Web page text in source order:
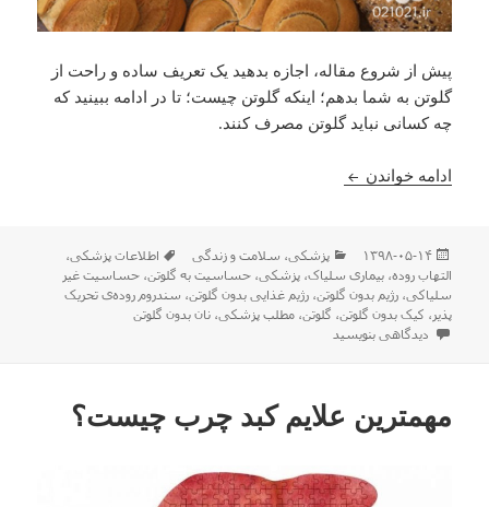
پیش از شروع مقاله، اجازه بدهید یک تعریف ساده و راحت از
گلوتن به شما بدهم؛ اینکه گلوتن چیست؛ تا در ادامه ببینید که
چه کسانی نباید گلوتن مصرف کنند.
ادامه خواندن گلوتن چیست؟ چه ضررهایی دارد و چه کسانی نباید
ارسال
شده
در
۱۳۹۸-۰۵-۱۴ دسته‌ها
پزشکی، سلامت و زندگی برچسب‌ها
اطلاعات پزشکی،
التهاب روده،بیماری سلیاک،پزشکی،حساسیت به گلوتن،حساسیت غیر
سلیاکی،رژیم بدون گلوتن،رژیم غذایی بدون گلوتن، سندروم روده‌ی تحریک
پذیر ، کیک بدون گلوتن، گلوتن،مطلب پزشکی،نان بدون گلوتن
برای گلوتن چیست؟ چه ضررهایی دارد و چه کسانی نباید گلوتن بخورند؟
دیدگاهی بنویسید
مهمترین علایم کبد چرب چیست؟